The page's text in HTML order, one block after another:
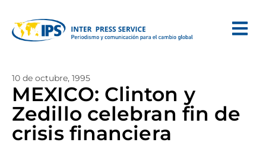
10 de octubre, 1995
MEXICO: Clinton y
Zedillo celebran fin de
crisis financiera